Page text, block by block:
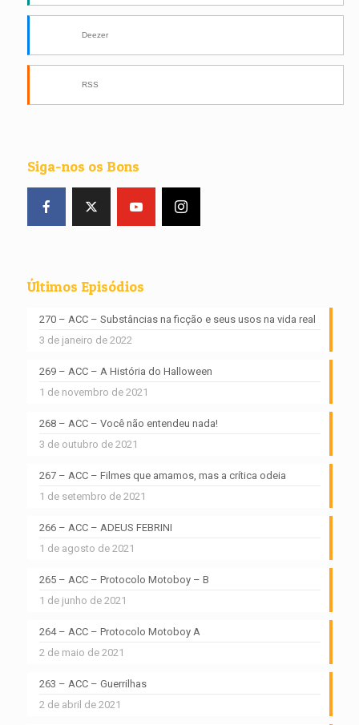
Deezer
RSS
Siga-nos os Bons
Últimos Episódios
270 – ACC – Substâncias na ficção e seus usos na vida real
3 de janeiro de 2022
269 – ACC – A História do Halloween
1 de novembro de 2021
268 – ACC – Você não entendeu nada!
3 de outubro de 2021
267 – ACC – Filmes que amamos, mas a crítica odeia
1 de setembro de 2021
266 – ACC – ADEUS FEBRINI
1 de agosto de 2021
265 – ACC – Protocolo Motoboy – B
1 de junho de 2021
264 – ACC – Protocolo Motoboy A
2 de maio de 2021
263 – ACC – Guerrilhas
2 de abril de 2021